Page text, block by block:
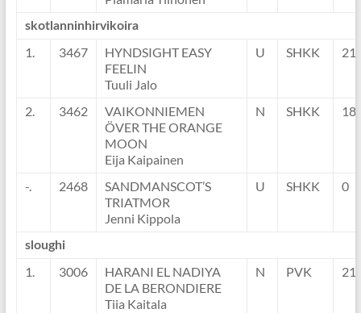
skotlanninhirvikoira
1. 3467
HYNDSIGHT EASY
FEELIN
Tuuli Jalo
U SHKK
2. 3462
VAIKONNIEMEN
ÖVER THE ORANGE
MOON
Eija Kaipainen
N SHKK
-. 2468
SANDMANSCOT’S
TRIATMOR
Jenni Kippola
U SHKK 0
sloughi
1. 3006
HARANI EL NADIYA
DE LA BERONDIERE
Tiia Kaitala
N PVK